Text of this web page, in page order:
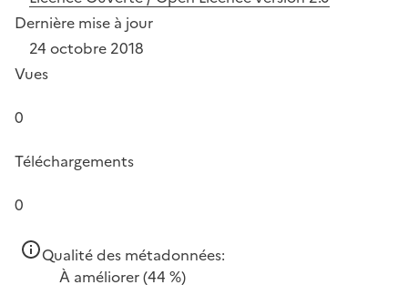
Dernière mise à jour
24 octobre 2018
Vues
0
Téléchargements
0
Qualité des métadonnées:
À améliorer(44 %)